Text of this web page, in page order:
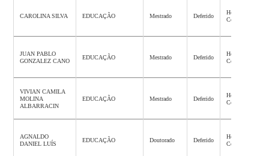
CAROLINA SILVA EDUCAÇÃO Mestrado Deferido
Homologação
Concluída
JUAN PABLO
GONZALEZ CANO
EDUCAÇÃO Mestrado Deferido
Homologação
Concluída
VIVIAN CAMILA
MOLINA
ALBARRACIN
EDUCAÇÃO Mestrado Deferido
Homologação
Concluída
AGNALDO
DANIEL LUÍS
EDUCAÇÃO Doutorado Deferido
Homologação
Concluída